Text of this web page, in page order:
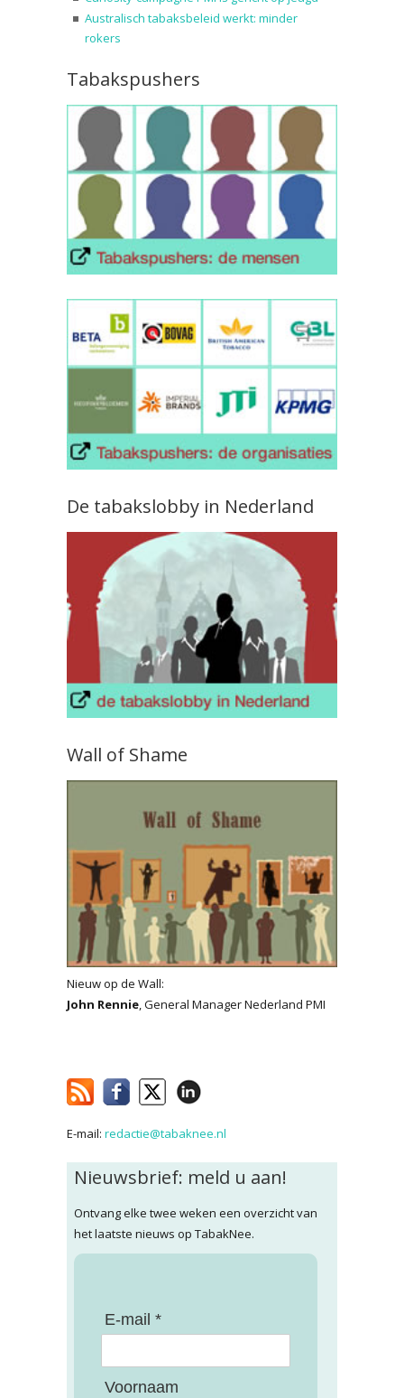
Australisch tabaksbeleid werkt: minder
rokers
Tabakspushers
De tabakslobby in Nederland
Wall of Shame
Nieuw op de Wall:
John Rennie, General Manager Nederland PMI
E-mail: redactie@tabaknee.nl
Nieuwsbrief: meld u aan!
Ontvang elke twee weken een overzicht van
het laatste nieuws op TabakNee.
E-mail *
Voornaam